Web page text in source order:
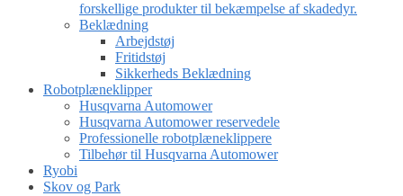
forskellige produkter til bekæmpelse af skadedyr.
Beklædning
Arbejdstøj
Fritidstøj
Sikkerheds Beklædning
Robotplæneklipper
Husqvarna Automower
Husqvarna Automower reservedele
Professionelle robotplæneklippere
Tilbehør til Husqvarna Automower
Ryobi
Skov og Park